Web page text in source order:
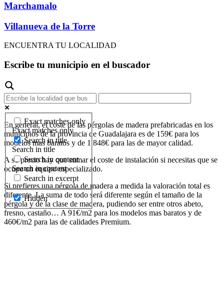
Marchamalo
Villanueva de la Torre
ENCUENTRA TU LOCALIDAD
Escribe tu municipio en el buscador
Exact matches only
Exact matches only
Search in title
Search in title
Search in content
Search in content
Search in excerpt
Hidden
En general, el coste de las pérgolas de madera prefabricadas en los
municipios de la provincia de Guadalajara es de 159€ para los
modelos mas baratos y de 1.848€ para las de mayor calidad.
A su precio hay que sumar el coste de instalación si necesitas que se
ocupe un equipo especializado.
Si prefieres una pérgola de madera a medida la valoración total es
diferente. La suma de todo será diferente según el tamaño de la
pérgola y de la clase de madera, pudiendo ser entre otros abeto,
fresno, castaño… A 91€/m2 para los modelos mas baratos y de
460€/m2 para las de calidades Premium.